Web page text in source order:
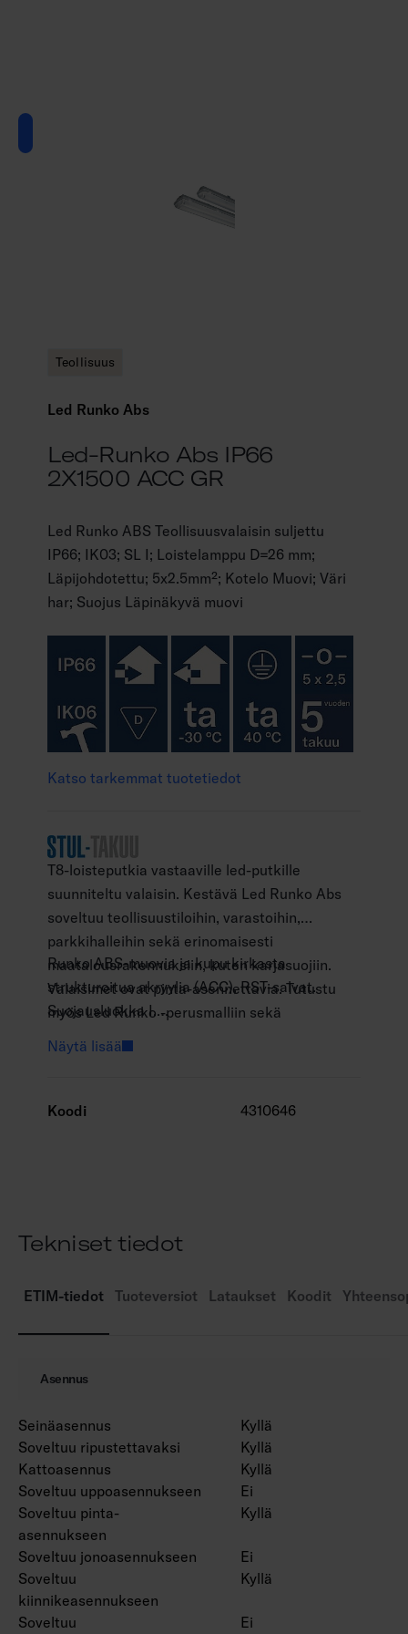
Teollisuus
Led Runko Abs
Led-Runko Abs IP66
2X1500 ACC GR
Led Runko ABS Teollisuusvalaisin suljettu
IP66; IK03; SL I; Loistelamppu D=26 mm;
Läpijohdotettu; 5x2.5mm²; Kotelo Muovi; Väri
har; Suojus Läpinäkyvä muovi
Katso tarkemmat tuotetiedot
T8-loisteputkia vastaaville led-putkille
suunniteltu valaisin. Kestävä Led Runko Abs
soveltuu teollisuustiloihin, varastoihin,
parkkihalleihin sekä erinomaisesti
maatalousrakennuksiin, kuten karjasuojiin.
Valaisimet ovat pinta-asennettavia. Tutustu
myös Led Runko -perusmalliin sekä
Runko ABS-muovia ja kupu kirkasta
strukturoitua akryylia (ACC), RST-salvat.
Suojausluokka I.
Airam Pro sarjan led-putkia.
IK06.
Näytä lisää
Koodi 4310646
Tekniset tiedot
ETIM-tiedot Tuoteversiot Lataukset Koodit
Asennus
Seinäasennus
Kyllä
Soveltuu ripustettavaksi
Kyllä
Kattoasennus
Kyllä
Soveltuu uppoasennukseen
Ei
Soveltuu pinta-
asennukseen
Kyllä
Soveltuu jonoasennukseen
Ei
Soveltuu
kiinnikeasennukseen
Kyllä
Soveltuu Ei